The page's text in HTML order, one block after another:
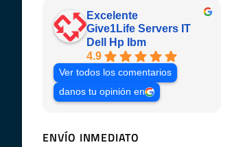
Excelente
Give1Life Servers IT
Dell Hp Ibm
4.9
Ver todos los comentarios
danos tu opinión en
ENVÍO INMEDIATO